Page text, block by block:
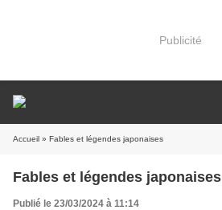
Publicité
Accueil » Fables et légendes japonaises
Fables et légendes japonaises
Publié le 23/03/2024 à 11:14